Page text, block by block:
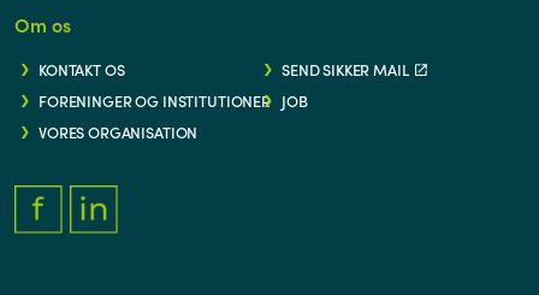
Om os
KONTAKT OS
SEND SIKKER MAIL
FORENINGER OG INSTITUTIONER JOB
VORES ORGANISATION